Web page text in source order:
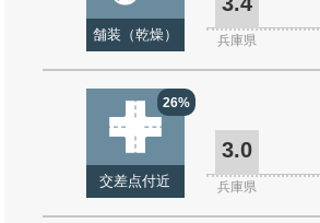
舗装（乾燥） 兵庫県
26%
交差点付近
3.0
兵庫県